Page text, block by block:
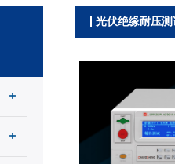
光伏绝缘耐压测